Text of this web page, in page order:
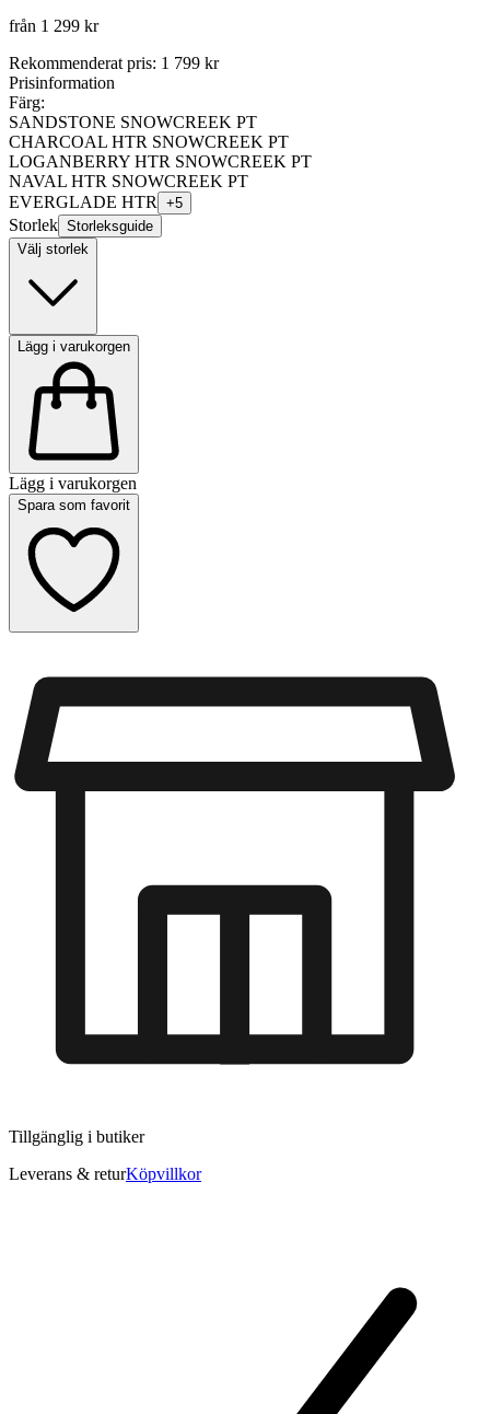
från 1 299 kr
Rekommenderat pris: 1 799 kr
Prisinformation
Färg:
SANDSTONE SNOWCREEK PT
CHARCOAL HTR SNOWCREEK PT
LOGANBERRY HTR SNOWCREEK PT
NAVAL HTR SNOWCREEK PT
EVERGLADE HTR
+5
Storlek Storleksguide
Välj storlek
Lägg i varukorgen
Lägg i varukorgen
Spara som favorit
Tillgänglig i butiker
Leverans & returKöpvillkor